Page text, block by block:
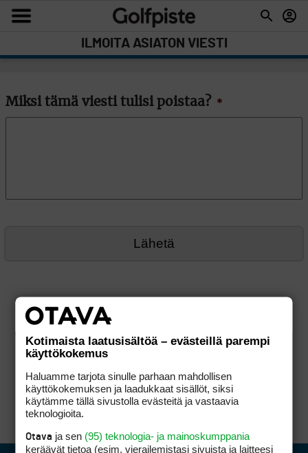
ILMOITA ASIATON VIESTI
Miksi tämä viesti tulisi poistaa? *
Kotimaista laatusisältöä – evästeillä parempi
käyttökokemus
Haluamme tarjota sinulle parhaan mahdollisen
käyttökokemuksen ja laadukkaat sisällöt, siksi
käytämme tällä sivustolla evästeitä ja vastaavia
teknologioita.
Otava ja sen (95) teknologia- ja mainoskumppania
keräävät tietoa (esim. vierailemis­tasi sivuista ja laitteesi